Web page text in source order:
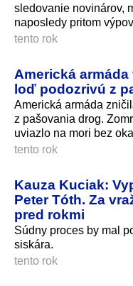
sledovanie novinárov,
naposledy pritom
tento rok
Americká
loď podozrivú z
Americká armáda
z pašovania drog.
uviazlo na mori bez
tento rok
Kauza Kuciak:
Peter Tóth. Za
pred rokmi
Súdny proces by mal
siskára.
tento rok